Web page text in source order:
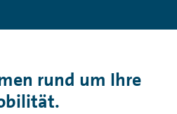
rund um Ihre